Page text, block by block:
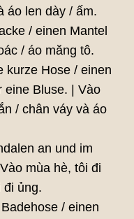
áo len dày / ấm.
/ einen Mantel
/ áo măng tô.
kurze Hose / einen
eine Bluse. | Vào
/ chân váy và áo
an und im
mùa hè, tôi đi
đi ủng.
/ einen